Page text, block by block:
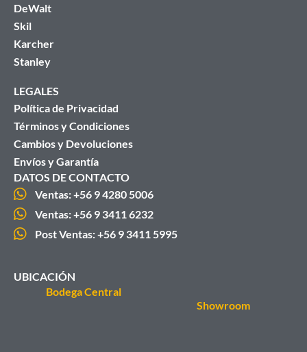
DeWalt
Skil
Karcher
Stanley
LEGALES
Política de Privacidad
Términos y Condiciones
Cambios y Devoluciones
Envíos y Garantía
DATOS DE CONTACTO
Ventas: +56 9 4280 5006
Ventas: +56 9 3411 6232
Post Ventas: +56 9 3411 5995
UBICACIÓN
Bodega Central
Showroom